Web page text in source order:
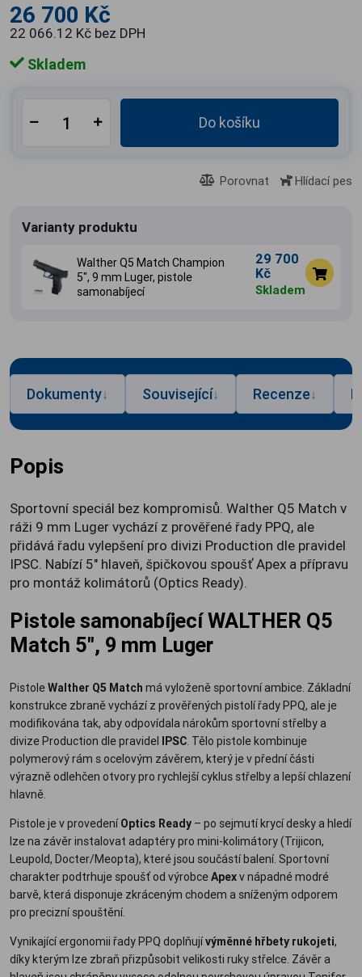
26 700 Kč
22 066.12 Kč bez DPH
Skladem
Do košíku
Porovnat Hlídací pes
Varianty produktu
Walther Q5 Match Champion
5", 9 mm Luger, pistole
samonabíjecí
29 700
Kč
Skladem
Dokumenty↓ Související↓ Recenze↓
Popis
Sportovní speciál bez kompromisů. Walther Q5 Match v
ráži 9 mm Luger vychází z prověřené řady PPQ, ale
přidává řadu vylepšení pro divizi Production dle pravidel
IPSC. Nabízí 5" hlaveň, špičkovou spoušť Apex a přípravu
pro montáž kolimátorů (Optics Ready).
Pistole samonabíjecí WALTHER Q5
Match 5", 9 mm Luger
PistoleWalther Q5 Match má vyloženě sportovní ambice. Základní
konstrukce zbraně vychází z prověřených pistolí řady PPQ, ale je
modifikována tak, aby odpovídala nárokům sportovní střelby a
divize Production dle pravidel IPSC. Tělo pistole kombinuje
polymerový rám s ocelovým závěrem, který je v přední části
výrazně odlehčen otvory pro rychlejší cyklus střelby a lepší chlazení
hlavně.
Pistole je v provedeníOptics Ready – po sejmutí krycí desky a hledí
lze na závěr instalovat adaptéry pro mini-kolimátory (Trijicon,
Leupold, Docter/Meopta), které jsou součástí balení. Sportovní
charakter podtrhuje spoušť od výrobceApexv nápadné modré
barvě, která disponuje zkráceným chodem a sníženým odporem
pro precizní spouštění.
Vynikající ergonomii řady PPQ doplňujívýměnné hřbety rukojeti,
díky kterým lze zbraň přizpůsobit velikosti ruky střelce. Závěr a